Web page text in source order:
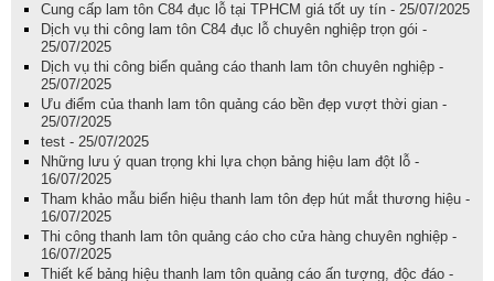
Cung cấp lam tôn C84 đục lỗ tại TPHCM giá tốt uy tín - 25/07/2025
Dịch vụ thi công lam tôn C84 đục lỗ chuyên nghiệp trọn gói -
25/07/2025
Dịch vụ thi công biển quảng cáo thanh lam tôn chuyên nghiệp -
25/07/2025
Ưu điểm của thanh lam tôn quảng cáo bền đẹp vượt thời gian -
25/07/2025
test - 25/07/2025
Những lưu ý quan trọng khi lựa chọn bảng hiệu lam đột lỗ -
16/07/2025
Tham khảo mẫu biển hiệu thanh lam tôn đẹp hút mắt thương hiệu -
16/07/2025
Thi công thanh lam tôn quảng cáo cho cửa hàng chuyên nghiệp -
16/07/2025
Thiết kế bảng hiệu thanh lam tôn quảng cáo ấn tượng, độc đáo -